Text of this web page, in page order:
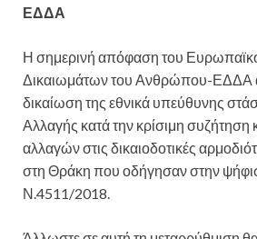
ΕΔΔΑ
Η σημερινή απόφαση του
Δικαιωμάτων του Ανθρώπου-ΕΔΔΑ
δικαίωση της εθνικά υπεύθυνης
Αλλαγής κατά την κρίσιμη συζήτηση
αλλαγών στις δικαιοδοτικές
στη Θράκη που οδήγησαν στην
Ν.4511/2018.